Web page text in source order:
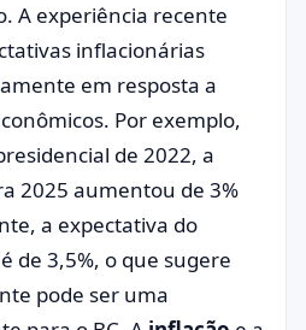
A experiência recente
inflacionárias
em resposta a
Por exemplo,
de 2022, a
2025 aumentou de 3%
a expectativa do
de 3,5%, o que sugere
pode ser uma